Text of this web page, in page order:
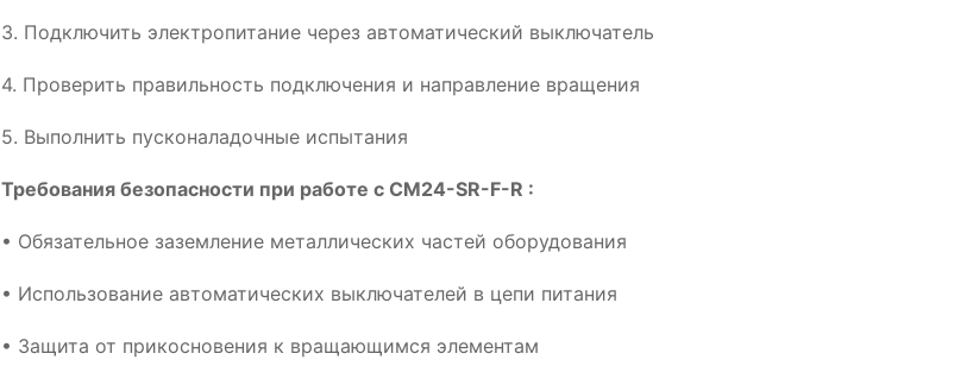
3. Подключить электропитание через автоматический выключатель
4. Проверить правильность подключения и направление вращения
5. Выполнить пусконаладочные испытания
Требования безопасности при работе с CM24-SR-F-R :
• Обязательное заземление металлических частей оборудования
• Использование автоматических выключателей в цепи питания
• Защита от прикосновения к вращающимся элементам